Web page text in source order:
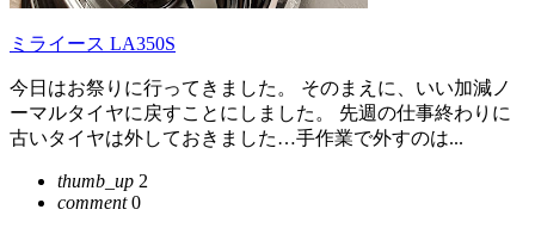
ミライース LA350S
今日はお祭りに行ってきました。 そのまえに、いい加減ノ
ーマルタイヤに戻すことにしました。 先週の仕事終わりに
古いタイヤは外しておきました…手作業で外すのは...
thumb_up 2
comment0